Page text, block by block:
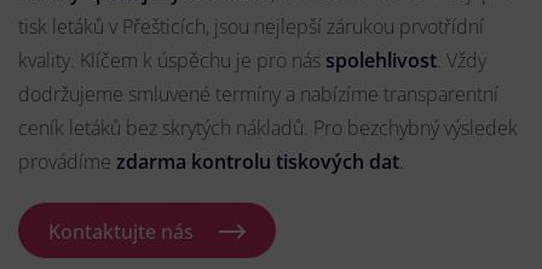
tisk letáků v Přešticích, jsou nejlepší zárukou prvotřídní
kvality. Klíčem k úspěchu je pro nás spolehlivost. Vždy
dodržujeme smluvené termíny a nabízíme transparentní
ceník letáků bez skrytých nákladů. Pro bezchybný výsledek
provádíme zdarma kontrolu tiskových dat.
Kontaktujte nás